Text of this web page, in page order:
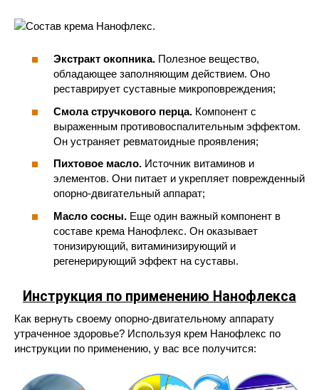
Экстракт окопника. Полезное вещество,
обладающее заполняющим действием. Оно
реставрирует суставные микроповреждения;
Смола стручкового перца. Компонент с
выраженным противовоспалительным эффектом.
Он устраняет ревматоидные проявления;
Пихтовое масло. Источник витаминов и
элементов. Они питает и укрепляет поврежденный
опорно-двигательный аппарат;
Масло сосны. Еще один важный компонент в
составе крема Нанофлекс. Он оказывает
тонизирующий, витаминизирующий и
регенерирующий эффект на суставы.
Инструкция по применению Нанофлекса
Как вернуть своему опорно-двигательному аппарату
утраченное здоровье? Используя крем Нанофлекс по
инструкции по применению, у вас все получится: